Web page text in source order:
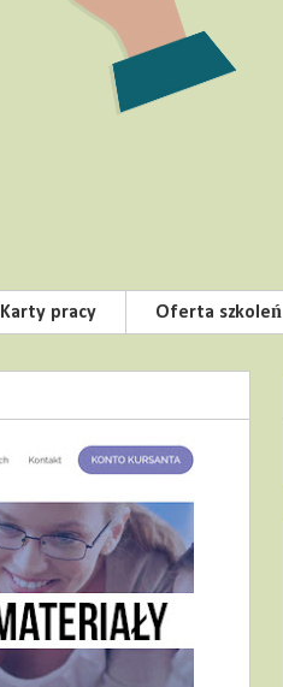
Karty pracy Oferta szkoleń